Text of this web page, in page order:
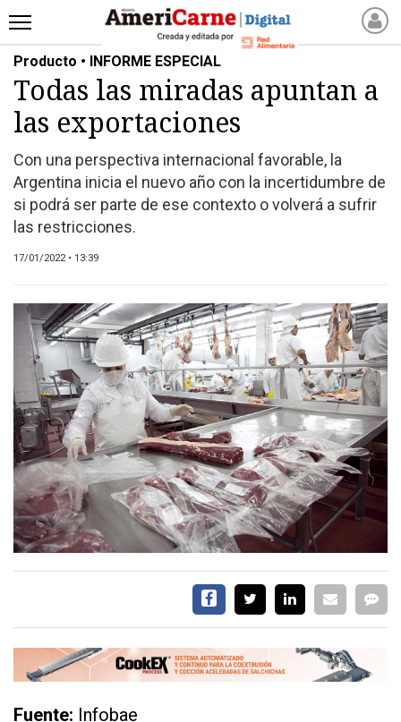
INICIO
NOTICIAS RECIENTES
NOTICIAS
PRODUCCIÓN
PROCESO
PRODUCTO
NUEVOS PRODUCTOS
REVISTAS
REVISTAS
CATÁLOGO DE CORTES
DE CARNE VACUNA
EVENTOS Y
CAPACITACIONES
DIRECTORIO
CALENDARIO
MEDIA KIT
SERVICIOS
Producto • INFORME ESPECIAL
Todas las miradas apuntan a
las exportaciones
Con una perspectiva internacional favorable, la
Argentina inicia el nuevo año con la incertidumbre de
si podrá ser parte de ese contexto o volverá a sufrir
las restricciones.
17/01/2022 • 13:39
Fuente: Infobae